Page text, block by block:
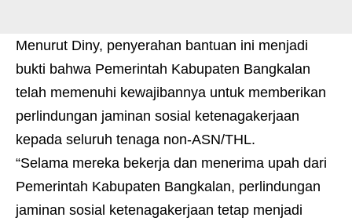
Menurut Diny, penyerahan bantuan ini menjadi
bukti bahwa Pemerintah Kabupaten Bangkalan
telah memenuhi kewajibannya untuk memberikan
perlindungan jaminan sosial ketenagakerjaan
kepada seluruh tenaga non-ASN/THL.
“Selama mereka bekerja dan menerima upah dari
Pemerintah Kabupaten Bangkalan, perlindungan
jaminan sosial ketenagakerjaan tetap menjadi